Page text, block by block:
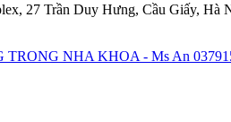
27 Trần Duy Hưng, Cầu Giấy, Hà
NHA KHOA - Ms An